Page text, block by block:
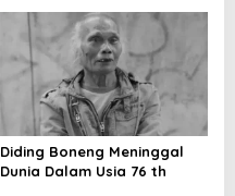
Diding Boneng Meninggal
Dunia Dalam Usia 76 th